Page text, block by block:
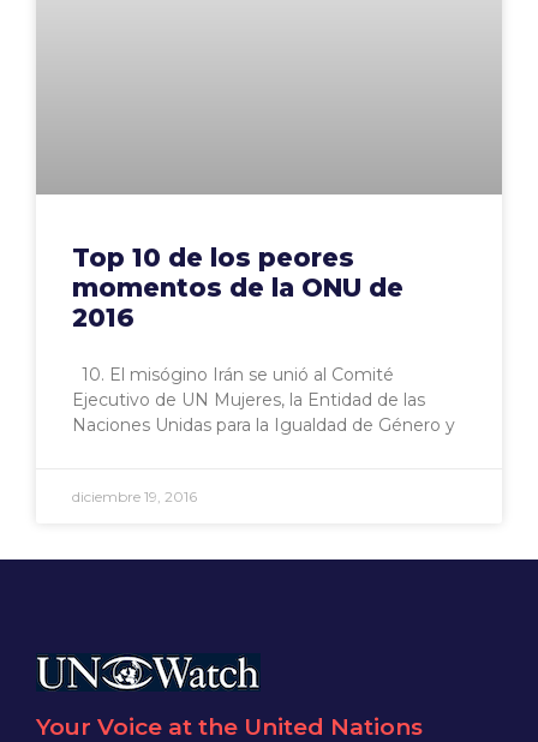
Top 10 de los peores
momentos de la ONU de
2016
10. El misógino Irán se unió al Comité
Ejecutivo de UN Mujeres, la Entidad de las
Naciones Unidas para la Igualdad de Género y
diciembre 19, 2016
Your Voice at the United Nations